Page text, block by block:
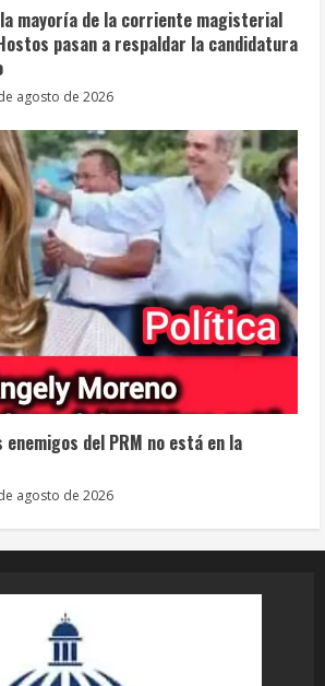
la mayoría de la corriente magisterial
pasan a respaldar la candidatura
agosto de 2026
enemigos del PRM no está en la
agosto de 2026